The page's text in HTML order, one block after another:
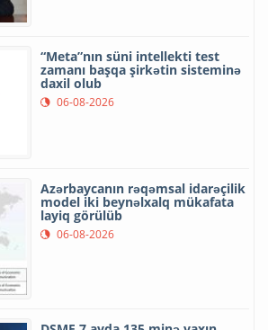
“Meta”nın süni intellekti test
zamanı başqa şirkətin sisteminə
daxil olub
06-08-2026
Azərbaycanın rəqəmsal idarəçilik
model iki beynəlxalq mükafata
layiq görülüb
06-08-2026